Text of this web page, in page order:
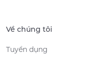
Về chúng tôi
Tuyển dụng